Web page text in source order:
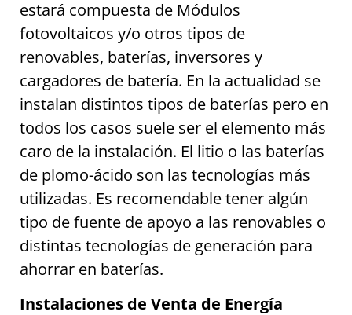
estará compuesta de Módulos
fotovoltaicos y/o otros tipos de
renovables, baterías, inversores y
cargadores de batería. En la actualidad se
instalan distintos tipos de baterías pero en
todos los casos suele ser el elemento más
caro de la instalación. El litio o las baterías
de plomo-ácido son las tecnologías más
utilizadas. Es recomendable tener algún
tipo de fuente de apoyo a las renovables o
distintas tecnologías de generación para
ahorrar en baterías.
Instalaciones de Venta de Energía